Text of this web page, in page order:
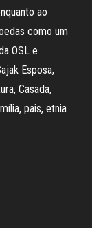
ao
como um
OSL e
Esposa,
Casada,
pais, etnia